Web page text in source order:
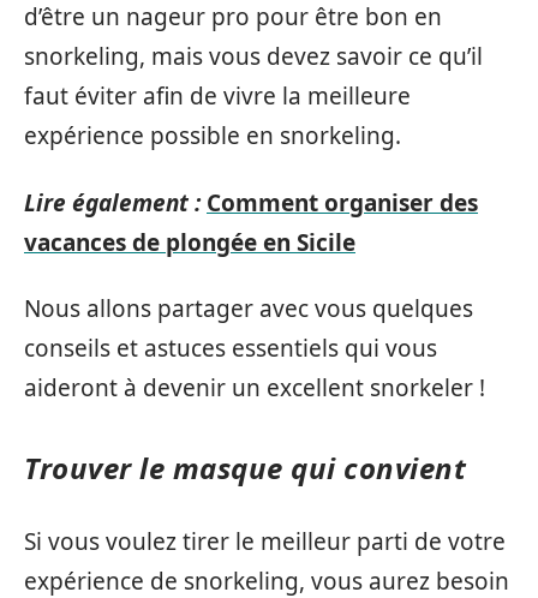
d’être un nageur pro pour être bon en
snorkeling, mais vous devez savoir ce qu’il
faut éviter afin de vivre la meilleure
expérience possible en snorkeling.
Lire également : Comment organiser des
vacances de plongée en Sicile
Nous allons partager avec vous quelques
conseils et astuces essentiels qui vous
aideront à devenir un excellent snorkeler !
Trouver le masque qui convient
Si vous voulez tirer le meilleur parti de votre
expérience de snorkeling, vous aurez besoin